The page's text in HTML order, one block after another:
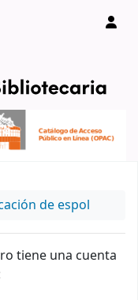
de espol
tiene una cuenta